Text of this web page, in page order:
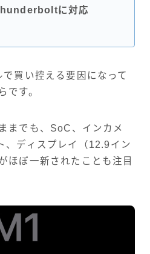
に対応
買い控える要因になって
です。
までも、SoC、インカメ
ディスプレイ（12.9イン
ほぼ一新されたことも注目